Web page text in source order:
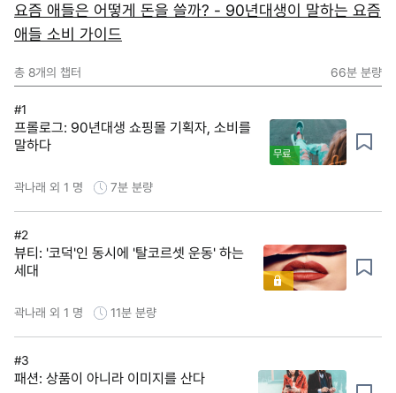
요즘 애들은 어떻게 돈을 쓸까? - 90년대생이 말하는 요즘
애들 소비 가이드
총 8개의 챕터 66분 분량
#1
프롤로그: 90년대생 쇼핑몰 기획자, 소비를
말하다
무료
곽나래 외 1 명 7분 분량
#2
뷰티: '코덕'인 동시에 '탈코르셋 운동' 하는
세대
곽나래 외 1 명 11분 분량
#3
패션: 상품이 아니라 이미지를 산다